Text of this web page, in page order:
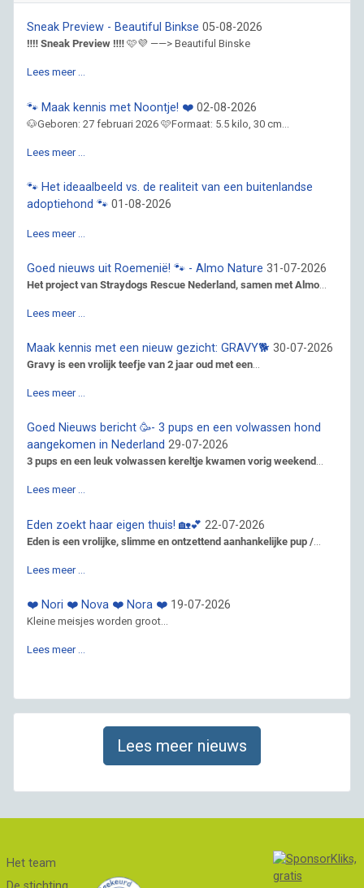
Sneak Preview - Beautiful Binkse 05-08-2026
‼️‼️ Sneak Preview ‼️‼️ 🩷💜 ——> Beautiful Binske
Lees meer …
🐾 Maak kennis met Noontje! ❤️ 02-08-2026
🐶Geboren: 27 februari 2026 🩷Formaat: 5.5 kilo, 30 cm...
Lees meer …
🐾 Het ideaalbeeld vs. de realiteit van een buitenlandse
adoptiehond 🐾 01-08-2026
Lees meer …
Goed nieuws uit Roemenië! 🐾 - Almo Nature 31-07-2026
Het project van Straydogs Rescue Nederland, samen met Almo...
Lees meer …
Maak kennis met een nieuw gezicht: GRAVY🐕 30-07-2026
Gravy is een vrolijk teefje van 2 jaar oud met een...
Lees meer …
Goed Nieuws bericht 🥳- 3 pups en een volwassen hond
aangekomen in Nederland 29-07-2026
3 pups en een leuk volwassen kereltje kwamen vorig weekend ...
Lees meer …
Eden zoekt haar eigen thuis! 🏡💕 22-07-2026
Eden is een vrolijke, slimme en ontzettend aanhankelijke pup /
Lees meer …
❤️ Nori ❤️ Nova ❤️ Nora ❤️ 19-07-2026
Kleine meisjes worden groot...
Lees meer …
Lees meer nieuws
Het team